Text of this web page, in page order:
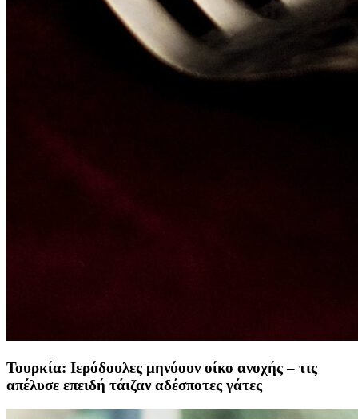
Τουρκία: Ιερόδουλες μηνύουν οίκο ανοχής – τις
απέλυσε επειδή τάιζαν αδέσποτες γάτες